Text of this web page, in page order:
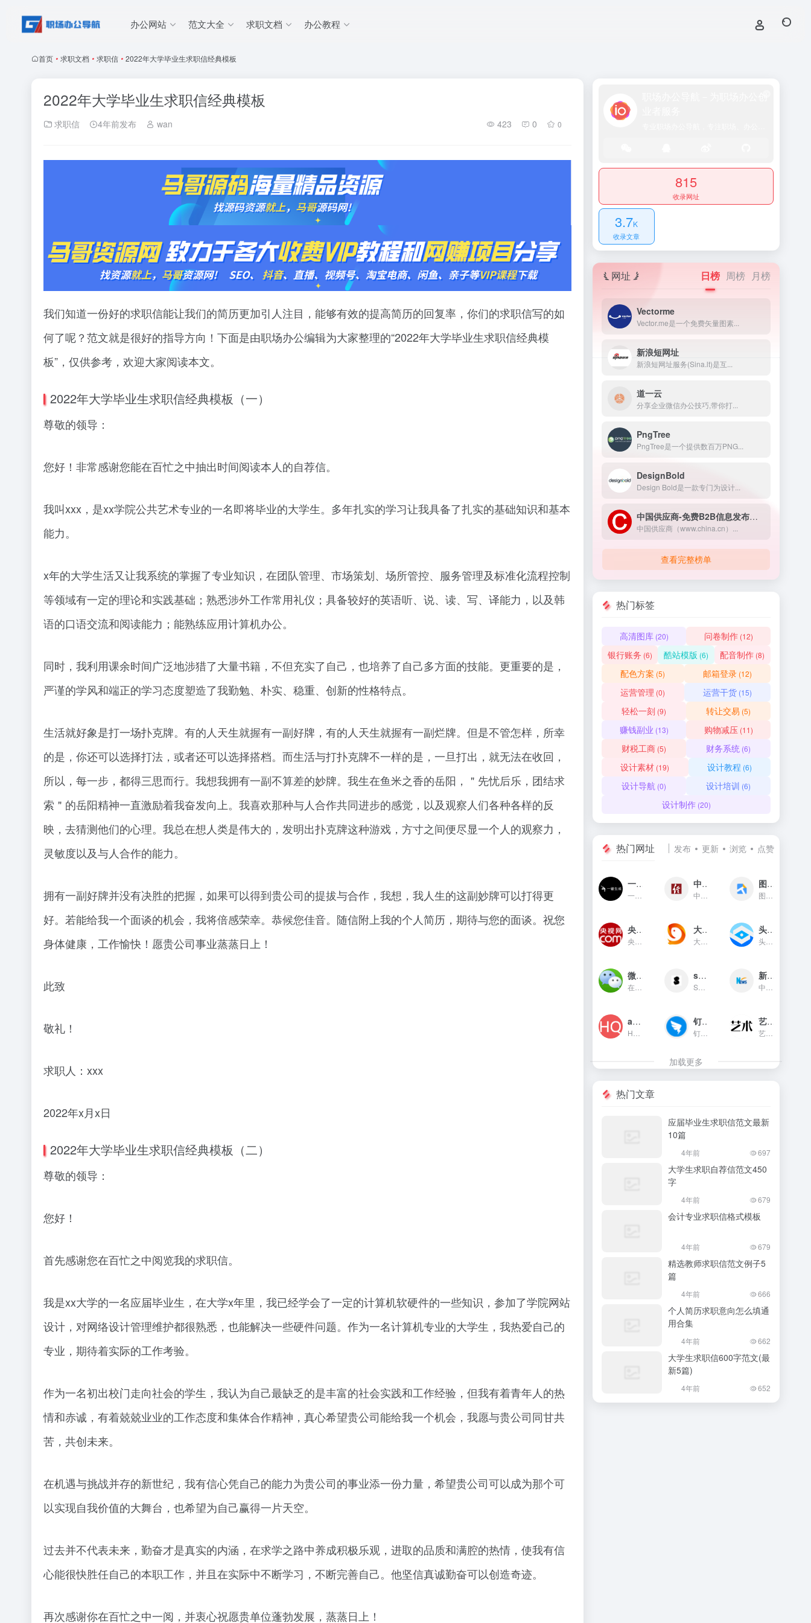
办公网站 范文大全 求职文档 办公教程
首页 • 求职文档 • 求职信 • 2022年大学毕业生求职信经典模板
2022年大学毕业生求职信经典模板
求职信 4年前发布 wan 423 0 0
我们知道一份好的求职信能让我们的简历更加引人注目，能够有效的提高简历的回复率，你们的求职信写的如
何了呢？范文就是很好的指导方向！下面是由职场办公编辑为大家整理的“2022年大学毕业生求职信经典模
板”，仅供参考，欢迎大家阅读本文。
2022年大学毕业生求职信经典模板（一）
尊敬的领导：
您好！非常感谢您能在百忙之中抽出时间阅读本人的自荐信。
我叫xxx，是xx学院公共艺术专业的一名即将毕业的大学生。多年扎实的学习让我具备了扎实的基础知识和基本
能力。
x年的大学生活又让我系统的掌握了专业知识，在团队管理、市场策划、场所管控、服务管理及标准化流程控制
等领域有一定的理论和实践基础；熟悉涉外工作常用礼仪；具备较好的英语听、说、读、写、译能力，以及韩
语的口语交流和阅读能力；能熟练应用计算机办公。
同时，我利用课余时间广泛地涉猎了大量书籍，不但充实了自己，也培养了自己多方面的技能。更重要的是，
严谨的学风和端正的学习态度塑造了我勤勉、朴实、稳重、创新的性格特点。
生活就好象是打一场扑克牌。有的人天生就握有一副好牌，有的人天生就握有一副烂牌。但是不管怎样，所幸
的是，你还可以选择打法，或者还可以选择搭档。而生活与打扑克牌不一样的是，一旦打出，就无法在收回，
所以，每一步，都得三思而行。我想我拥有一副不算差的妙牌。我生在鱼米之香的岳阳，＂先忧后乐，团结求
索＂的岳阳精神一直激励着我奋发向上。我喜欢那种与人合作共同进步的感觉，以及观察人们各种各样的反
映，去猜测他们的心理。我总在想人类是伟大的，发明出扑克牌这种游戏，方寸之间便尽显一个人的观察力，
灵敏度以及与人合作的能力。
拥有一副好牌并没有决胜的把握，如果可以得到贵公司的提拔与合作，我想，我人生的这副妙牌可以打得更
好。若能给我一个面谈的机会，我将倍感荣幸。恭候您佳音。随信附上我的个人简历，期待与您的面谈。祝您
身体健康，工作愉快！愿贵公司事业蒸蒸日上！
此致
敬礼！
求职人：xxx
2022年x月x日
2022年大学毕业生求职信经典模板（二）
尊敬的领导：
您好！
首先感谢您在百忙之中阅览我的求职信。
我是xx大学的一名应届毕业生，在大学x年里，我已经学会了一定的计算机软硬件的一些知识，参加了学院网站
设计，对网络设计管理维护都很熟悉，也能解决一些硬件问题。作为一名计算机专业的大学生，我热爱自己的
专业，期待着实际的工作考验。
作为一名初出校门走向社会的学生，我认为自己最缺乏的是丰富的社会实践和工作经验，但我有着青年人的热
情和赤诚，有着兢兢业业的工作态度和集体合作精神，真心希望贵公司能给我一个机会，我愿与贵公司同甘共
苦，共创未来。
在机遇与挑战并存的新世纪，我有信心凭自己的能力为贵公司的事业添一份力量，希望贵公司可以成为那个可
以实现自我价值的大舞台，也希望为自己赢得一片天空。
过去并不代表未来，勤奋才是真实的内涵，在求学之路中养成积极乐观，进取的品质和满腔的热情，使我有信
心能很快胜任自己的本职工作，并且在实际中不断学习，不断完善自己。他坚信真诚勤奋可以创造奇迹。
再次感谢你在百忙之中一阅，并衷心祝愿贵单位蓬勃发展，蒸蒸日上！
815
收录网址
3.7K
收录文章
网址 日榜 周榜 月榜
Vectorme
Vector.me是一个免费矢量图素...
新浪短网址
新浪短网址服务(Sina.lt)是互...
道一云
分享企业微信办公技巧,带你打...
PngTree
PngTree是一个提供数百万PNG...
DesignBold
Design Bold是一款专门为设计...
中国供应商-免费B2B信息发布网站
中国供应商（www.china.cn）...
查看完整榜单
热门标签
高清图库(20) 问卷制作(12)
银行账务 (6) 酷站模版 (6) 配音制作 (8)
配色方案 (5) 邮箱登录(12)
运营管理 (0) 运营干货(15)
轻松一刻 (9) 转让交易 (5)
赚钱副业 (13) 购物减压(11)
财税工商 (5) 财务系统 (6)
设计素材 (19) 设计教程 (6)
设计导航 (0) 设计培训 (6)
设计制作(20)
热门网址 发布 更新 浏览 点赞
一键生成 中国经济网 图贴士
央视网新闻频道(cctv.com) 大鱼号官网 头条指数
微信对话生成器 soogif动图
SOOGIF提供搞笑、表情、美女...
新华网
app图标生成 钉钉官网
钉钉（DingTalk）是中国领先...
艺术字体在线生成器
加载更多
热门文章
应届毕业生求职信范文最新
10篇
4年前 697
大学生求职自荐信范文450
字
4年前 679
会计专业求职信格式模板
4年前 679
精选教师求职信范文例子5
篇
4年前 666
个人简历求职意向怎么填通
用合集
4年前 662
大学生求职信600字范文(最
新5篇)
4年前 652